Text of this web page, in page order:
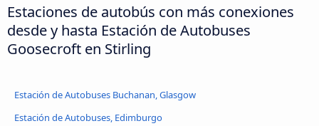
Estaciones de autobús con más conexiones
desde y hasta Estación de Autobuses
Goosecroft en Stirling
Estación de Autobuses Buchanan, Glasgow
Estación de Autobuses, Edimburgo